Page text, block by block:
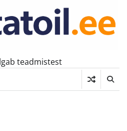
teadmistest